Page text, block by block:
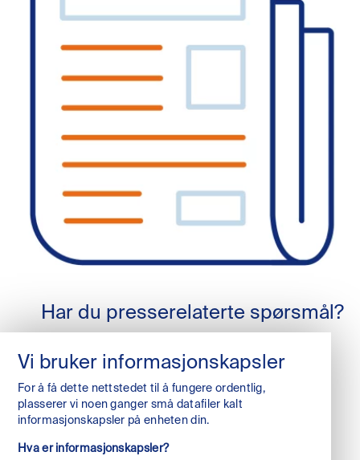
Vi bruker informasjonskapsler
For å få dette nettstedet til å fungere ordentlig,
plasserer vi noen ganger små datafiler kalt
informasjonskapsler på enheten din.
Hva er informasjonskapsler?
Har du presserelaterte spørsmål?
Contact: Michael Gantén
Mail: michael.ganten@nordg.com
Mail: media@nordg.com
Phone: +46 765 27 65 17